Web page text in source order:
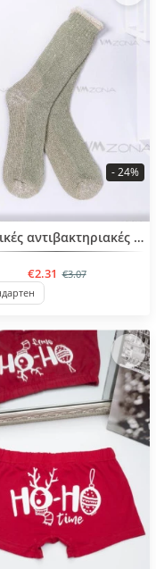
BESTSELLERΑνδρικές αντιβακτηριακές κάλτσες, μεγέθη 39-46
€2.31 €3.07
- 24%